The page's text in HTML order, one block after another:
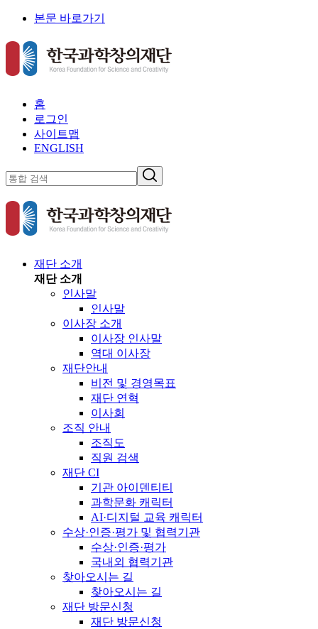
본문 바로가기
홈
로그인
사이트맵
ENGLISH
재단 소개
재단 소개
인사말
인사말
이사장 소개
이사장 인사말
역대 이사장
재단안내
비전 및 경영목표
재단 연혁
이사회
조직 안내
조직도
직원 검색
재단 CI
기관 아이덴티티
과학문화 캐릭터
AI·디지털 교육 캐릭터
수상·인증·평가 및 협력기관
수상·인증·평가
국내외 협력기관
찾아오시는 길
찾아오시는 길
재단 방문신청
재단 방문신청